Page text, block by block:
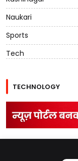
Naukari
Sports
Tech
TECHNOLOGY